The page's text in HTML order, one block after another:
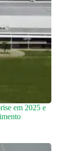
em 2025 e